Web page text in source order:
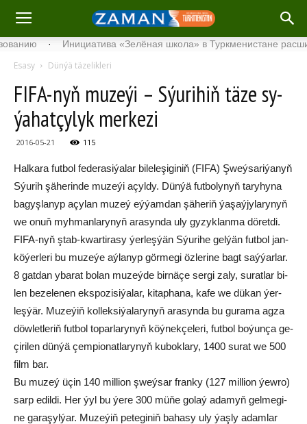
· Инициатива «Зелёная школа» в Туркменистане расширяет
Esasy Dünýä täzelikleri
FI­FA-nyň mu­ze­ýi – Sýu­ri­hiň tä­ze sy­
ýa­hat­çy­lyk mer­ke­zi
2016-05-21 115
Hal­ka­ra fut­bol fe­de­ra­si­ýa­lar bi­le­le­şi­gi­niň (FI­FA) Şweý­sa­ri­ýa­nyň
Sýu­rih şä­he­rin­de mu­ze­ýi açyl­dy. Dün­ýä fut­bo­ly­nyň ta­ry­hy­na
ba­gyş­la­nyp açy­lan mu­zeý eý­ýam­dan şä­he­riň ýa­şaý­jy­la­ry­nyň
we onuň myh­man­la­ry­nyň ara­syn­da uly gy­zyk­lan­ma dö­ret­di.
FI­FA-nyň ştab-kwar­ti­ra­sy ýer­leş­ýän Sýu­ri­he gel­ýän fut­bol jan­
kö­ýer­le­ri bu mu­ze­ýe aý­la­nyp gör­me­gi öz­le­ri­ne bagt saý­ýar­lar.
8 gat­dan yba­rat bo­lan mu­zeý­de bir­nä­çe ser­gi za­ly, su­rat­lar bi­
len be­ze­le­nen eks­po­zi­si­ýa­lar, ki­tap­ha­na, ka­fe we dü­kan ýer­
leş­ýär. Mu­ze­ýiň kol­lek­si­ýa­la­ry­nyň ara­syn­da bu gurama ag­za
döw­let­le­riň fut­bol to­par­la­ry­nyň köý­nek­çe­le­ri, fut­bol bo­ýun­ça ge­
çi­ri­len dün­ýä çem­pio­nat­la­ry­nyň ku­bok­la­ry, 1400 su­rat we 500
film bar.
Bu mu­zeý üçin 140 mil­li­on şweý­sar fran­ky (127 mil­li­on ýew­ro)
sarp edil­di. Her ýyl bu ýe­re 300 mü­ňe go­laý ada­myň gel­me­gi­
ne ga­ra­şyl­ýar. Mu­ze­ýiň pe­te­gi­niň ba­ha­sy uly ýaş­ly adam­lar